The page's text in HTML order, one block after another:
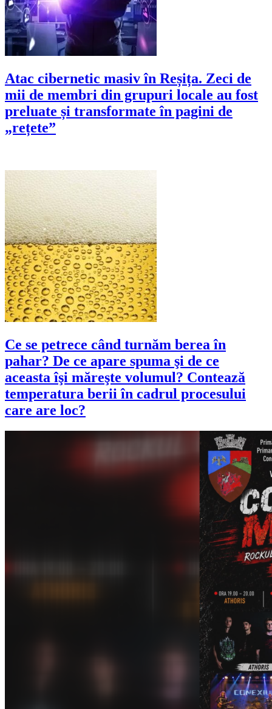
Atac cibernetic masiv în Reșița. Zeci de
mii de membri din grupuri locale au fost
preluate și transformate în pagini de
„rețete”
Ce se petrece când turnăm berea în
pahar? De ce apare spuma şi de ce
aceasta îşi măreşte volumul? Contează
temperatura berii în cadrul procesului
care are loc?